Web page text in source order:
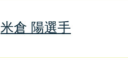
米倉 陽選手